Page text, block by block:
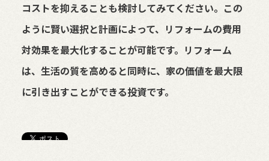
コストを抑えることも検討してみてください。この
ように賢い選択と計画によって、リフォームの費用
対効果を最大化することが可能です。リフォーム
は、生活の質を高めると同時に、家の価値を最大限
に引き出すことができる投資です。